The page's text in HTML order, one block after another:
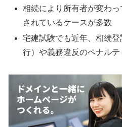
相続により所有者が変わ
されているケースが多数
宅建試験でも近年、相続
行）や義務違反のペナルテ